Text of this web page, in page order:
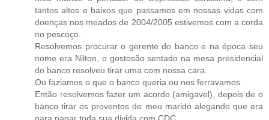
tantos altos e baixos que passamos em nossas vidas com
doenças nos meados de 2004/2005 estivemos com a corda
no pescoço.
Resolvemos procurar o gerente do banco e na época seu
nome era Nilton, o gostosão sentado na mesa presidencial
do banco resolveu tirar uma com nossa cara.
Ou faziamos o que o banco queria ou nos ferravamos.
Então resolvemos fazer um acordo (amigavel), depois de o
banco tirar os proventos de meu marido alegando que era
para pagar toda sua divida com CDC.